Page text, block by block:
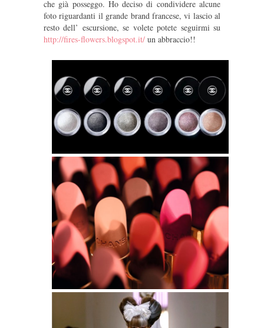
che già posseggo. Ho deciso di condividere alcune
foto riguardanti il grande brand francese, vi lascio al
resto dell’ escursione, se volete potete seguirmi su
http://fires-flowers.blogspot.it/ un abbraccio!!